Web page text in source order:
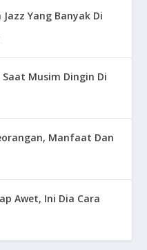
Yang Banyak Di
Musim Dingin Di
Manfaat Dan
Awet, Ini Dia Cara